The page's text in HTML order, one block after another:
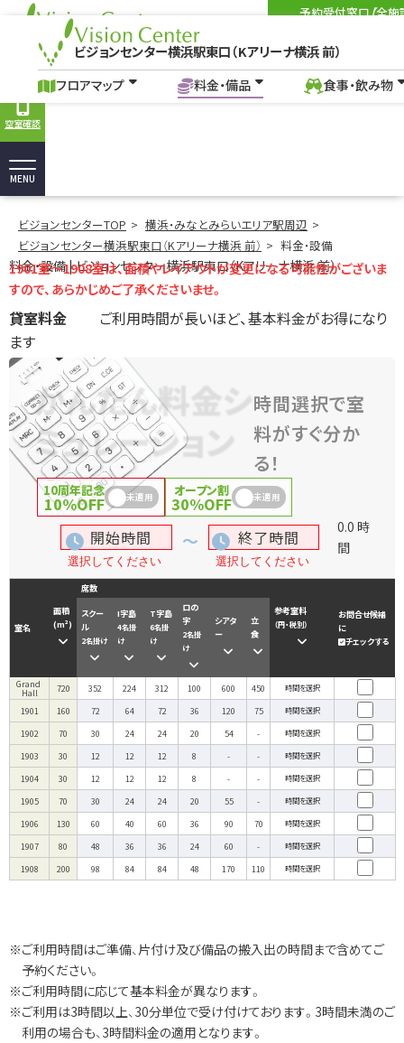
ビジョンセンター横浜駅東口（Kアリーナ横浜 前）
予約受付窓口【全施
9:00-18:00
料金・設備｜横浜駅・新高島駅のイベントホール会場｜貸会議室ビジョンセ
フロアマップ 料金・備品 食事・飲み物 アクセス よくあ
空室確認
MENU
ビジョンセンター横浜駅東口（Kアリーナ横浜 前）
フロアマップ 料金・備品 食事・飲み物
ビジョンセンターTOP
横浜・みなとみらいエリア駅周辺
ビジョンセンター横浜駅東口（Kアリーナ横浜 前）
料金・設備
料金・設備 | ビジョンセンター横浜駅東口（Kアリーナ横浜 前）
1901室～1908室は、面積やレイアウトが変更になる可能性がございま
すので、あらかじめご了承くださいませ。
貸室料金
ご利用時間が長いほど、基本料金がお得になり
ます
かんたん料金シ
ミュレーション
時間選択で室
料がすぐ分か
る！
10周年記念
10%OFF 未適用 オープン割
30%OFF 未適用
0.0 時
間
室名
面積
(m²)
席数
参考室料
（円・税別）
お問合せ候補
に
チェックする
スクー
ル
2名掛け
I字島
4名掛
け
T字島
6名掛
け
ロの
字
2名掛
け
シアタ
ー
立
食
Grand
Hall 720 352 224 312 100 600 450 時間を選択
1901 160 72 64 72 36 120 75 時間を選択
1902 70 30 24 24 20 54 - 時間を選択
1903 30 12 12 12 8 - - 時間を選択
1904 30 12 12 12 8 - - 時間を選択
1905 70 30 24 24 20 55 - 時間を選択
1906 130 60 40 60 36 90 70 時間を選択
1907 80 48 36 36 24 60 - 時間を選択
1908 200 98 84 84 48 170 110 時間を選択
※ご利用時間はご準備、片付け及び備品の搬入出の時間まで含めてご
予約ください。
※ご利用時間に応じて基本料金が異なります。
※ご利用は3時間以上、30分単位で受け付けております。3時間未満のご
利用の場合も、3時間料金の適用となります。